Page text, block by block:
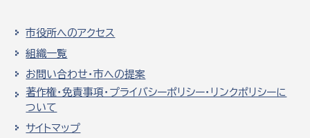
市役所へのアクセス
組織一覧
お問い合わせ・市への提案
著作権・免責事項・プライバシーポリシー・リンクポリシーに
ついて
サイトマップ